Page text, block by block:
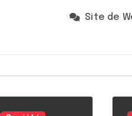
Site de